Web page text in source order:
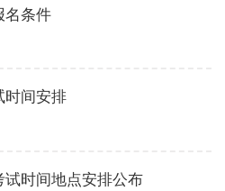
名条件
时间安排
试时间地点安排公布